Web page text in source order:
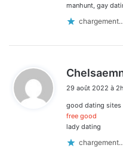
manhunt, gay
29 août 2022 à
good dating sites
free good
lady dating